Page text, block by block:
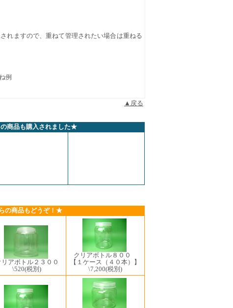
れますので、重ねて管理されたい場合は重ねる
例
▲戻る
商品も購入されました★
の商品もどうぞ！★
リアボトル２３００
\520(税別)
クリアボトル８００
【１ケース（４０本）】
\7,200(税別)